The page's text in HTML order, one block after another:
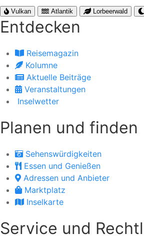
Vulkan Atlantik Lorbeerwald
Entdecken
Reisemagazin
Kolumne
Aktuelle Beiträge
Veranstaltungen
Inselwetter
Planen und finden
Sehenswürdigkeiten
Essen und Genießen
Adressen und Anbieter
Marktplatz
Inselkarte
Service und